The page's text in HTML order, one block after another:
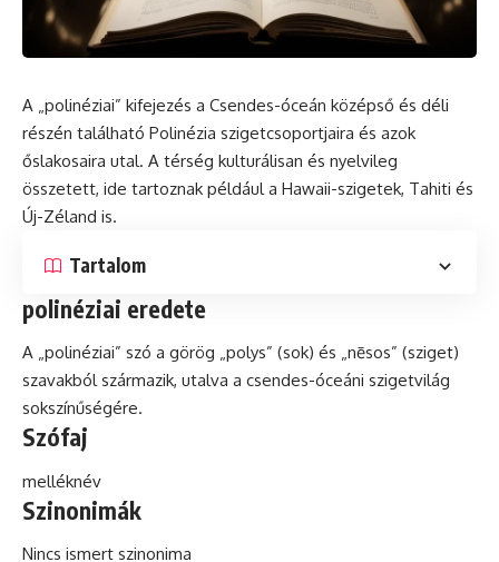
A „polinéziai” kifejezés a Csendes-óceán középső és déli
részén található Polinézia szigetcsoportjaira és azok
őslakosaira utal. A térség kulturálisan és nyelvileg
összetett, ide tartoznak például a Hawaii-szigetek, Tahiti és
Új-Zéland is.
Tartalom
polinéziai eredete
A „polinéziai” szó a görög „polys” (sok) és „nēsos” (sziget)
szavakból származik, utalva a csendes-óceáni szigetvilág
sokszínűségére.
Szófaj
melléknév
Szinonimák
Nincs ismert szinonima